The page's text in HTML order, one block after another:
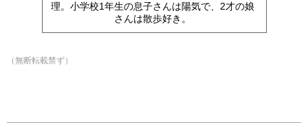
理。小学校1年生の息子さんは陽気で、2才の娘
さんは散歩好き。
（無断転載禁ず）